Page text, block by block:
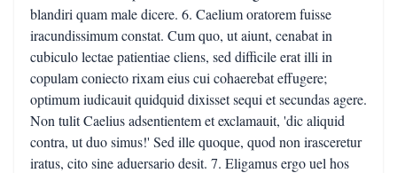
blandiri quam male dicere. 6. Caelium oratorem fuisse
iracundissimum constat. Cum quo, ut aiunt, cenabat in
cubiculo lectae patientiae cliens, sed difficile erat illi in
copulam coniecto rixam eius cui cohaerebat effugere;
optimum iudicauit quidquid dixisset sequi et secundas agere.
Non tulit Caelius adsentientem et exclamauit, 'dic aliquid
contra, ut duo simus!' Sed ille quoque, quod non irasceretur
iratus, cito sine aduersario desit. 7. Eligamus ergo uel hos